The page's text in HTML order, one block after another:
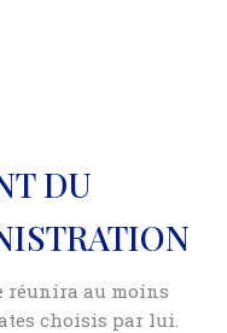
DU
réunira au moins
choisis par lui.